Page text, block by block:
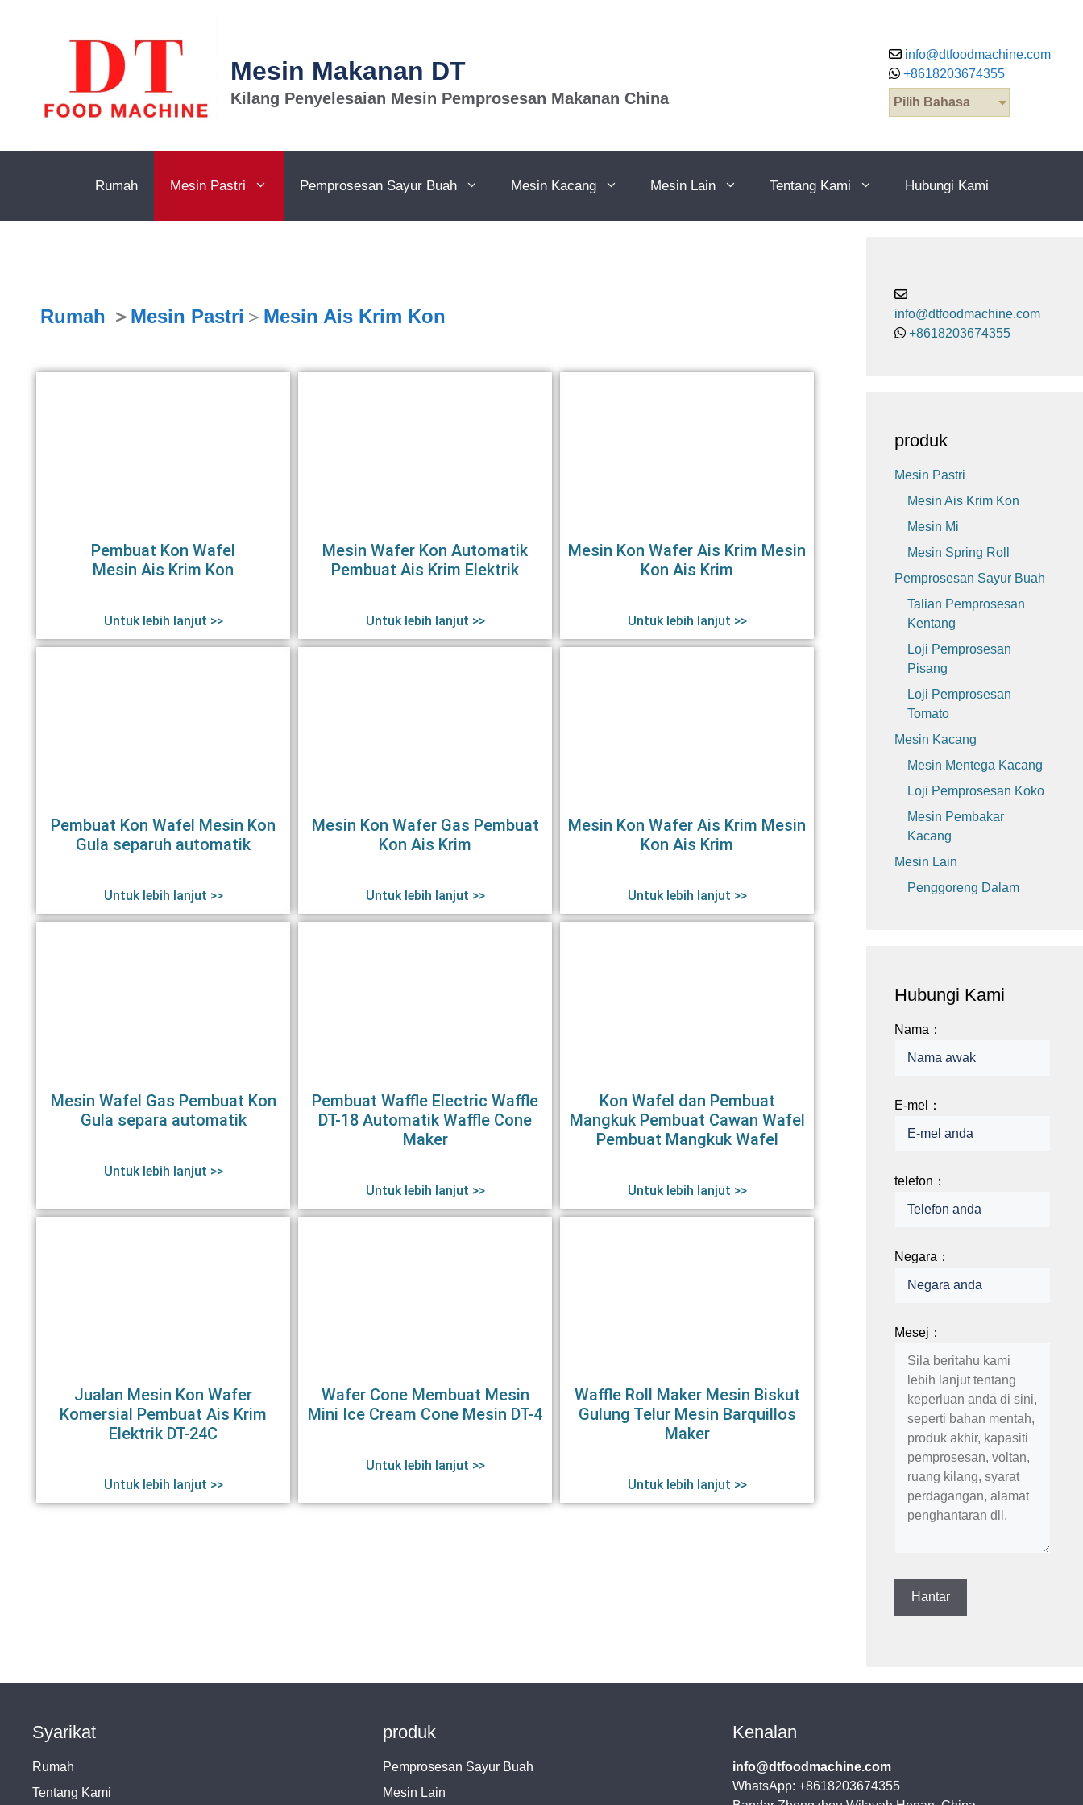
Mesin Makanan DT
Kilang Penyelesaian Mesin Pemprosesan Makanan China
info@dtfoodmachine.com
+8618203674355
Pilih Bahasa
Rumah Mesin Pastri Pemprosesan Sayur Buah Mesin Kacang Mesin Lain Tentang Kami Hubungi Kami
Rumah ＞ Mesin Pastri ＞ Mesin Ais Krim Kon
Pembuat Kon Wafel
Mesin Ais Krim Kon
Untuk lebih lanjut >>
Mesin Wafer Kon Automatik
Pembuat Ais Krim Elektrik
Untuk lebih lanjut >>
Mesin Kon Wafer Ais Krim Mesin
Kon Ais Krim
Untuk lebih lanjut >>
Pembuat Kon Wafel Mesin Kon
Gula separuh automatik
Untuk lebih lanjut >>
Mesin Kon Wafer Gas Pembuat
Kon Ais Krim
Untuk lebih lanjut >>
Mesin Kon Wafer Ais Krim Mesin
Kon Ais Krim
Untuk lebih lanjut >>
Mesin Wafel Gas Pembuat Kon
Gula separa automatik
Untuk lebih lanjut >>
Pembuat Waffle Electric Waffle
DT-18 Automatik Waffle Cone
Maker
Untuk lebih lanjut >>
Kon Wafel dan Pembuat
Mangkuk Pembuat Cawan Wafel
Pembuat Mangkuk Wafel
Untuk lebih lanjut >>
Jualan Mesin Kon Wafer
Komersial Pembuat Ais Krim
Elektrik DT-24C
Untuk lebih lanjut >>
Wafer Cone Membuat Mesin
Mini Ice Cream Cone Mesin DT-4
Untuk lebih lanjut >>
Waffle Roll Maker Mesin Biskut
Gulung Telur Mesin Barquillos
Maker
Untuk lebih lanjut >>
info@dtfoodmachine.com
+8618203674355
produk
Mesin Pastri
Mesin Ais Krim Kon
Mesin Mi
Mesin Spring Roll
Pemprosesan Sayur Buah
Talian Pemprosesan
Kentang
Loji Pemprosesan
Pisang
Loji Pemprosesan
Tomato
Mesin Kacang
Mesin Mentega Kacang
Loji Pemprosesan Koko
Mesin Pembakar
Kacang
Mesin Lain
Penggoreng Dalam
Hubungi Kami
Nama：
E-mel：
telefon：
Negara：
Mesej：
Syarikat
Rumah
Tentang Kami
produk
Pemprosesan Sayur Buah
Mesin Lain
Kenalan
info@dtfoodmachine.com
WhatsApp: +8618203674355